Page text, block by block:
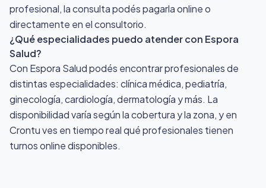
profesional, la consulta podés pagarla online o
directamente en el consultorio.
¿Qué especialidades puedo atender con Espora
Salud?
Con Espora Salud podés encontrar profesionales de
distintas especialidades: clínica médica, pediatría,
ginecología, cardiología, dermatología y más. La
disponibilidad varía según la cobertura y la zona, y en
Crontu ves en tiempo real qué profesionales tienen
turnos online disponibles.